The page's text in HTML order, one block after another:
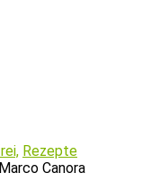
Rezepte